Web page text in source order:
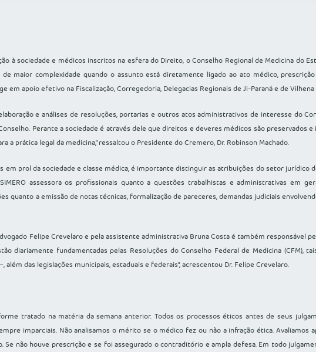
à sociedade e médicos inscritos na esfera do Direito, o Conselho Regional de Medicina do
maior complexidade quando o assunto está diretamente ligado ao ato médico,
em apoio efetivo na Fiscalização, Corregedoria, Delegacias Regionais de Ji-Paraná e de
e análises de resoluções, portarias e outros atos administrativos de interesse do
Perante a sociedade é através dele que direitos e deveres médicos são
a prática legal da medicina,” ressaltou o Presidente do Cremero, Dr. Robinson Machado.
prol da sociedade e classe médica, é importante distinguir as atribuições do setor jurídico
assessora os profissionais quanto a questões trabalhistas e administrativas em
quanto a emissão de notas técnicas, formalização de pareceres, demandas judiciais
Felipe Crevelaro e pela assistente administrativa Bruna Costa é também responsável
diariamente fundamentadas pelas Resoluções do Conselho Federal de Medicina (CFM),
das legislações municipais, estaduais e federais”, acrescentou Dr. Felipe Crevelaro.
tratado na matéria da semana anterior. Todos os processos éticos antes de seus
imparciais. Não analisamos o mérito se o médico fez ou não a infração ética.
não houve prescrição e se foi assegurado o contraditório e ampla defesa. Em todo